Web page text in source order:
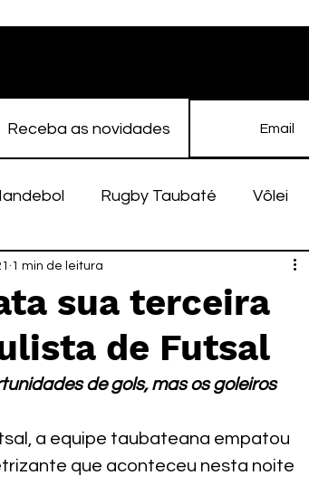
Receba as novidades
Rugby Taubaté Vôlei
EC Taubaté História
Rugby Fut7 futebol amador
sua terceira
de Futsal
1 min de leitura
de gols, mas os goleiros
a equipe taubateana empatou
que aconteceu nesta noite